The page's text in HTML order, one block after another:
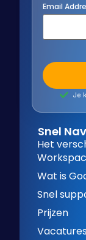
Email
Je
Snel
Het
Wat is
Snel
Prijzen